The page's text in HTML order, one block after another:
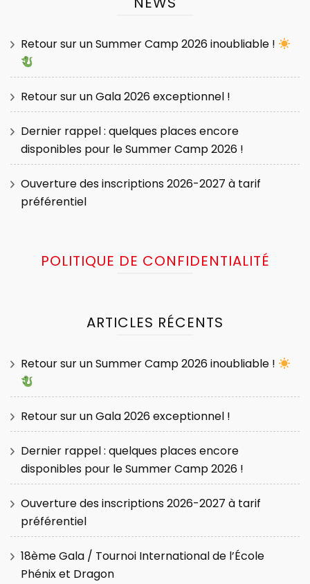
Retour sur un Summer Camp 2026 inoubliable !
Retour sur un Gala 2026 exceptionnel !
Dernier rappel : quelques places encore
disponibles pour le Summer Camp 2026 !
Ouverture des inscriptions 2026-2027 à tarif
préférentiel
POLITIQUE DE CONFIDENTIALITÉ
ARTICLES RÉCENTS
Retour sur un Summer Camp 2026 inoubliable !
Retour sur un Gala 2026 exceptionnel !
Dernier rappel : quelques places encore
disponibles pour le Summer Camp 2026 !
Ouverture des inscriptions 2026-2027 à tarif
préférentiel
18ème Gala / Tournoi International de l’École
Phénix et Dragon